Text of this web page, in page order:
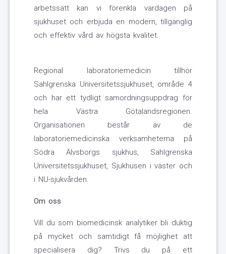
arbetssätt kan vi förenkla vardagen på
sjukhuset och erbjuda en modern, tillgänglig
och effektiv vård av högsta kvalitet.
Regional laboratoriemedicin tillhör
Sahlgrenska Universitetssjukhuset, område 4
och har ett tydligt samordningsuppdrag för
hela Västra Götalandsregionen.
Organisationen består av de
laboratoriemedicinska verksamheterna på
Södra Älvsborgs sjukhus, Sahlgrenska
Universitetssjukhuset, Sjukhusen i väster och
i NU-sjukvården.
Om oss
Vill du som biomedicinsk analytiker bli duktig
på mycket och samtidigt få möjlighet att
specialisera dig? Trivs du på ett